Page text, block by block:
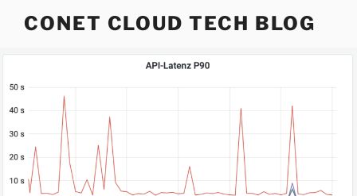
InhaltCONET CLOUD TECH BLOG